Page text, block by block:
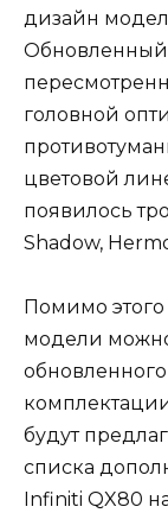
дизайн
Обновленный
головной
цветовой
появилось
Shadow,
Помимо
модели
будут
списка
Infiniti QX80